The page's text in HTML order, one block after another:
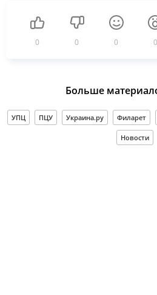
0 0 0 0
Больше
УПЦ ПЦУ Украина.ру Филарет
Новости